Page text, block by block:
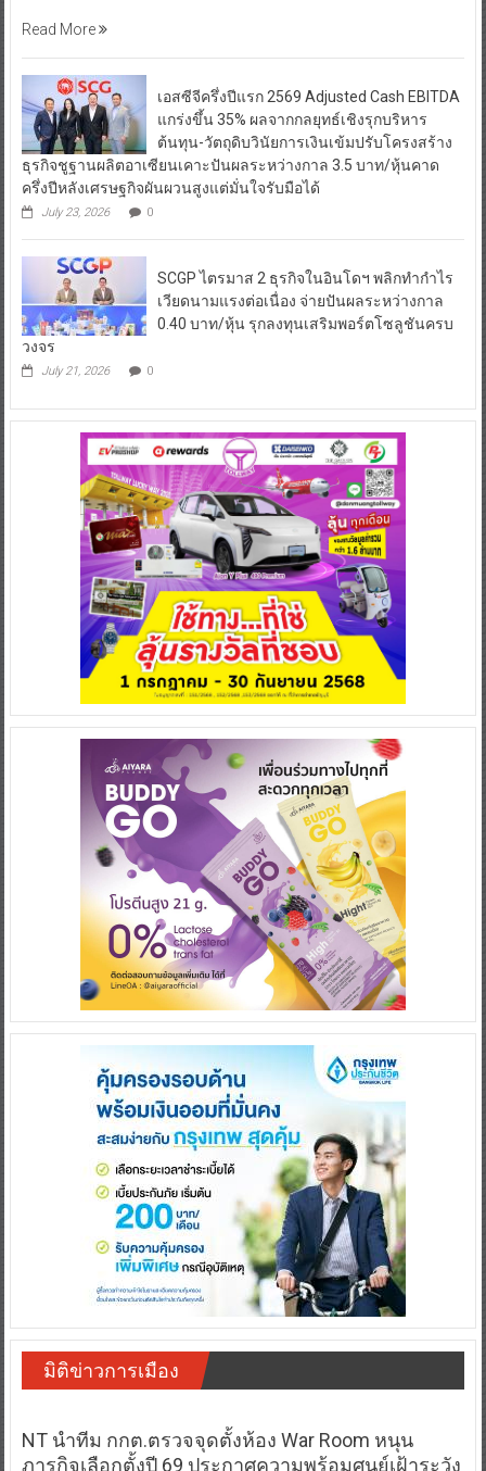
Read More
เอสซีจีครึ่งปีแรก 2569 Adjusted Cash EBITDA
แกร่งขึ้น 35% ผลจากกลยุทธ์เชิงรุกบริหาร
ต้นทุน-วัตถุดิบวินัยการเงินเข้มปรับโครงสร้าง
ธุรกิจชูฐานผลิตอาเซียนเคาะปันผลระหว่างกาล 3.5 บาท/หุ้นคาด
ครึ่งปีหลังเศรษฐกิจผันผวนสูงแต่มั่นใจรับมือได้
July 23, 2026 0
SCGP ไตรมาส 2 ธุรกิจในอินโดฯ พลิกทำกำไร
เวียดนามแรงต่อเนื่อง จ่ายปันผลระหว่างกาล
0.40 บาท/หุ้น รุกลงทุนเสริมพอร์ตโซลูชันครบ
วงจร
July 21, 2026 0
มิติข่าวการเมือง
NT นำทีม กกต.ตรวจจุดตั้งห้อง War Room หนุน
ภารกิจเลือกตั้งปี 69 ประกาศความพร้อมศูนย์เฝ้าระวัง